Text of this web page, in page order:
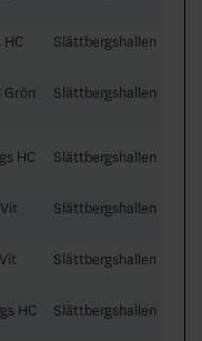
Slättbergshallen
Grön Slättbergshallen
HC
Slättbergshallen
Slättbergshallen
Slättbergshallen
HC
Slättbergshallen